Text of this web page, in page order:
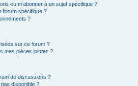
ou m’abonner à un sujet spécifique ?
forum spécifique ?
?
sur ce forum ?
mes pièces jointes ?
de discussions ?
pas disponible ?